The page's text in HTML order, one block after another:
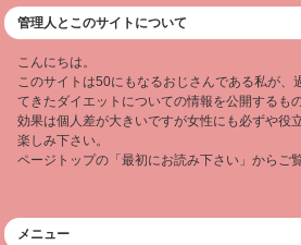
管理人とこのサイトについて
こんにちは。
このサイトは50にもなるおじさんである私が、
てきたダイエットについての情報を公開するもの
効果は個人差が大きいですが女性にも必ずや役
楽しみ下さい。
ページトップの「最初にお読み下さい」からご
メニュー